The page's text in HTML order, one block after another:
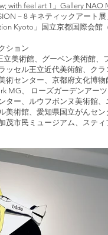
with feel art 1」Gallery NAO
－8 キネティックアート展
Kyoto」国立京都国際会館（
ション
立美術館、グーベン美術館
ッセル王立近代美術館、ク
術センター、京都府文化博
MG、 ローズガーデンアー
ター、ルウフボンヌ美術館
美術館、愛知県国立がんセ
茂市民ミュージアム、ステ